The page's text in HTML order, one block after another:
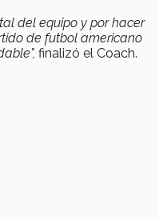
del equipo y por hacer
de futbol americano
finalizó el Coach.